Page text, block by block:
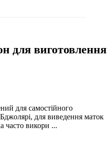
для виготовлення
для самостійного
для виведення маток
часто викори ...